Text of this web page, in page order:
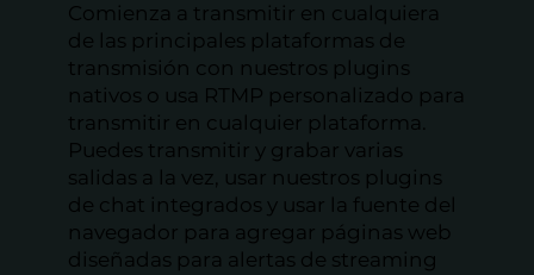
Comienza a transmitir en cualquiera
de las principales plataformas de
transmisión con nuestros plugins
nativos o usa RTMP personalizado para
transmitir en cualquier plataforma.
Puedes transmitir y grabar varias
salidas a la vez, usar nuestros plugins
de chat integrados y usar la fuente del
navegador para agregar páginas web
diseñadas para alertas de streaming